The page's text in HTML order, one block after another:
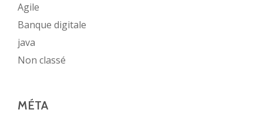
Agile
Banque digitale
java
Non classé
MÉTA